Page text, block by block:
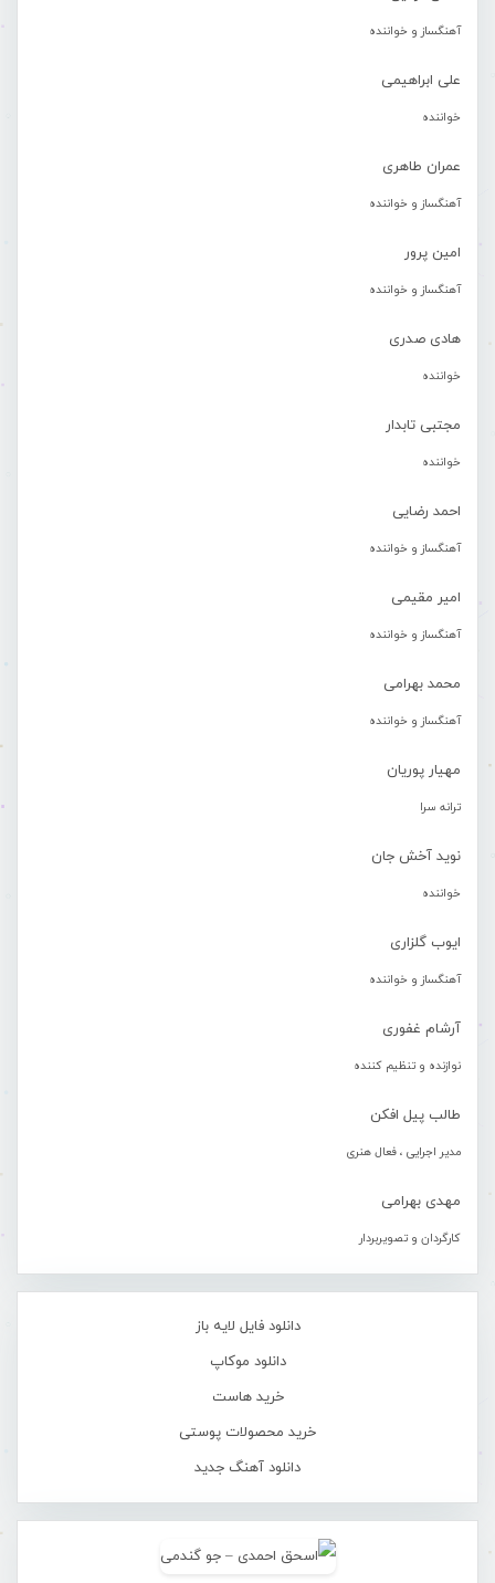
آهنگساز و خواننده
علی ابراهیمی
خواننده
عمران طاهری
آهنگساز و خواننده
امین پرور
آهنگساز و خواننده
هادی صدری
خواننده
مجتبی تابدار
خواننده
احمد رضایی
آهنگساز و خواننده
امیر مقیمی
آهنگساز و خواننده
محمد بهرامی
آهنگساز و خواننده
مهیار پوریان
ترانه سرا
نوید آخش جان
خواننده
ایوب گلزاری
آهنگساز و خواننده
آرشام غفوری
نوازنده و تنظیم کننده
طالب پیل افکن
مدیر اجرایی ، فعال هنری
مهدی بهرامی
کارگردان و تصویربردار
دانلود فایل لایه باز
دانلود موکاپ
خرید هاست
خرید محصولات پوستی
دانلود آهنگ جدید